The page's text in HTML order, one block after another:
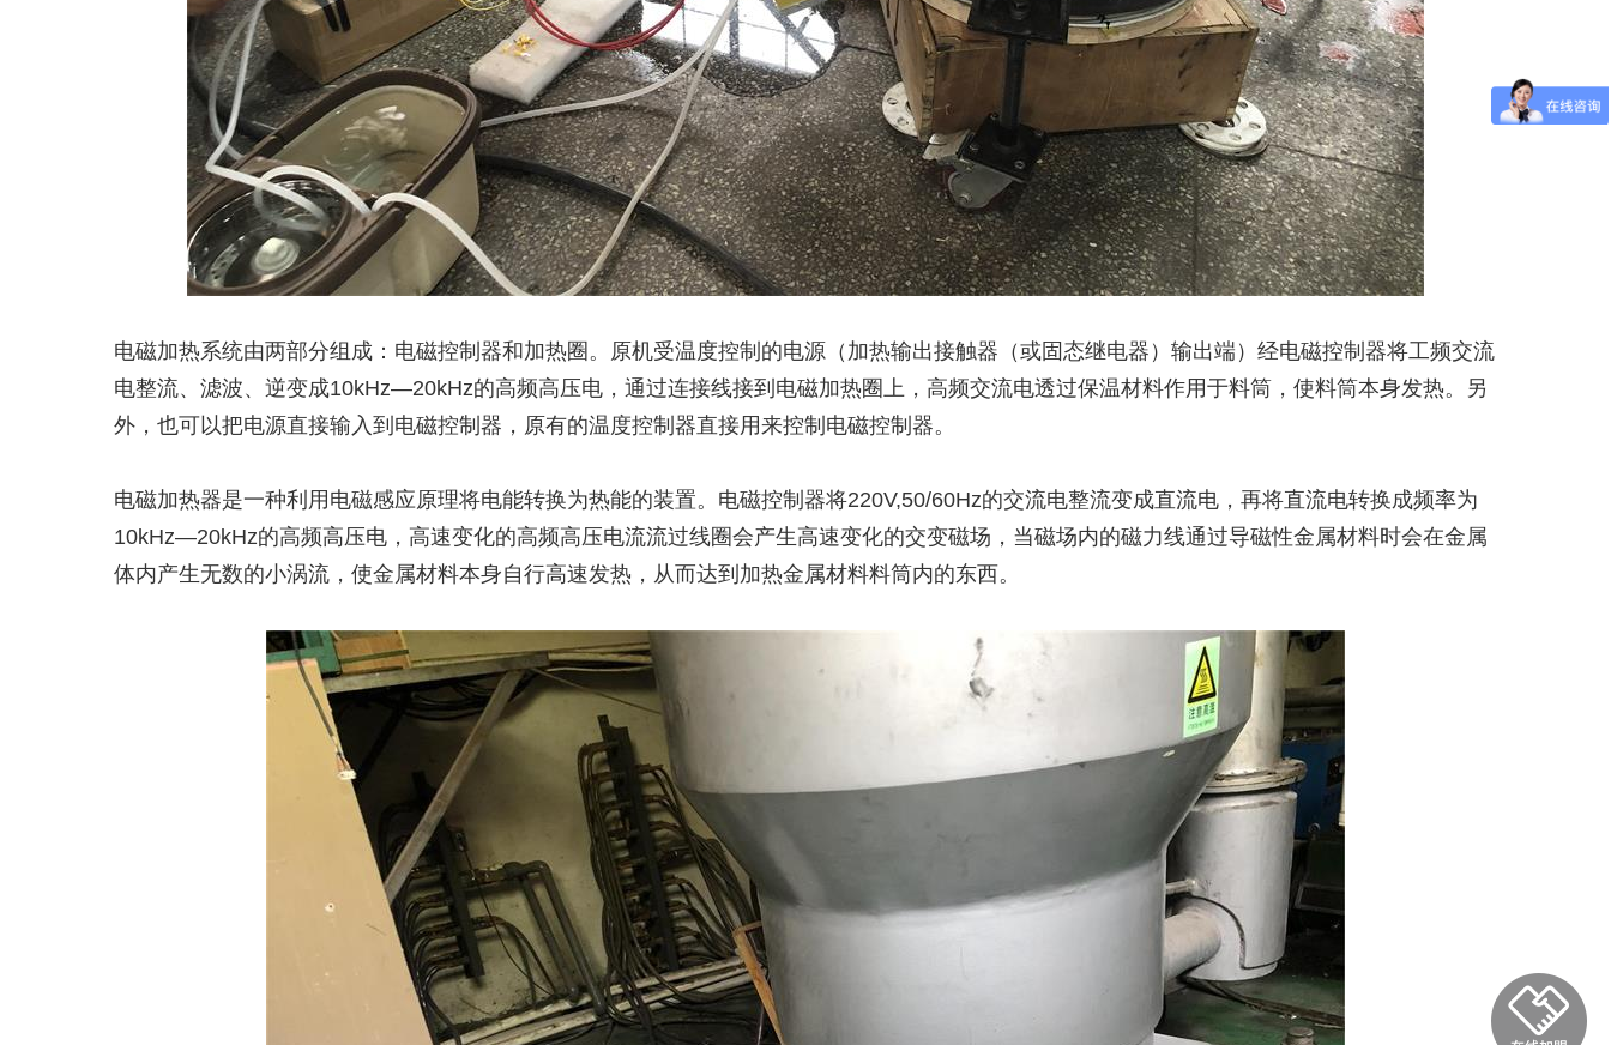
电磁加热系统由两部分组成：电磁控制器和加热圈。原机受温度控制的电源（加热输出接触器（或固态继电器）输出端）经电磁控制器将工频交流
电整流、滤波、逆变成10kHz—20kHz的高频高压电，通过连接线接到电磁加热圈上，高频交流电透过保温材料作用于料筒，使料筒本身发热。另
外，也可以把电源直接输入到电磁控制器，原有的温度控制器直接用来控制电磁控制器。
电磁加热器是一种利用电磁感应原理将电能转换为热能的装置。电磁控制器将220V,50/60Hz的交流电整流变成直流电，再将直流电转换成频率为
10kHz—20kHz的高频高压电，高速变化的高频高压电流流过线圈会产生高速变化的交变磁场，当磁场内的磁力线通过导磁性金属材料时会在金属
体内产生无数的小涡流，使金属材料本身自行高速发热，从而达到加热金属材料料筒内的东西。